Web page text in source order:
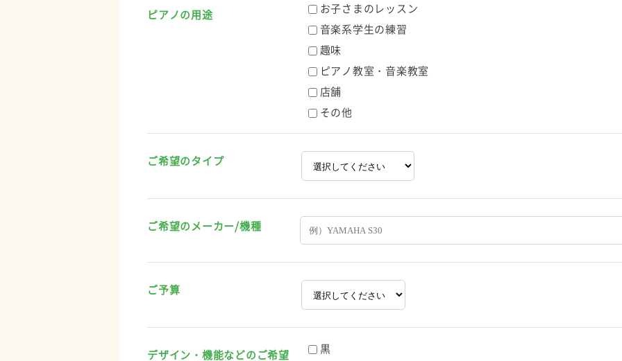
ピアノの用途
お子さまのレッスン
音楽系学生の練習
趣味
ピアノ教室・音楽教室
店舗
その他
ご希望のタイプ
ご希望のメーカー/機種
ご予算
デザイン・機能などのご希望 黒